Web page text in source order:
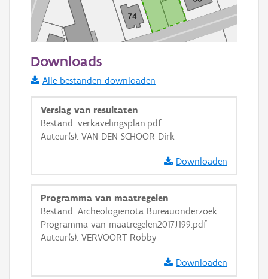
Informatie Vlaanderen
i
+ −
Basis Lagen
Ortho
Downloads
Alle bestanden downloaden
Verslag van resultaten
Bestand: verkavelingsplan.pdf
Auteur(s): VAN DEN SCHOOR Dirk
Downloaden
Programma van maatregelen
Bestand: Archeologienota Bureauonderzoek
Programma van maatregelen2017J199.pdf
Auteur(s): VERVOORT Robby
Downloaden